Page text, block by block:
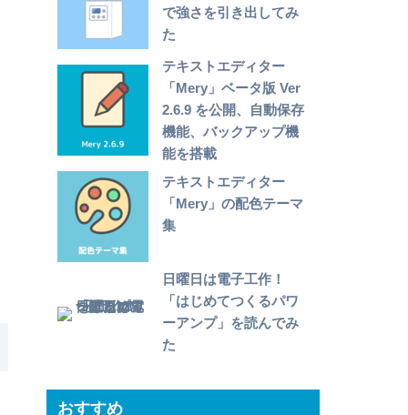
で強さを引き出してみ
た
テキストエディター
「Mery」ベータ版 Ver
2.6.9 を公開、自動保存
機能、バックアップ機
能を搭載
テキストエディター
「Mery」の配色テーマ
集
日曜日は電子工作！
「はじめてつくるパワ
ーアンプ」を読んでみ
た
おすすめ